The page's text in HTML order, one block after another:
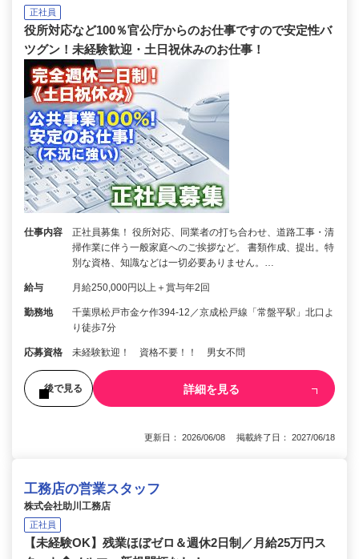
正社員
役所対応など100％官公庁からのお仕事ですので安定性バ
ツグン！未経験歓迎・土日祝休みのお仕事！
仕事内容
正社員募集！ 役所対応、同業者の打ち合わせ、道路工事・清
掃作業に伴う一般家庭へのご挨拶など。 書類作成、提出。特
別な資格、知識などは一切必要ありません。…
給与 月給250,000円以上＋賞与年2回
勤務地
千葉県松戸市金ケ作394-12／京成松戸線「常盤平駅」北口よ
り徒歩7分
応募資格 未経験歓迎！ 資格不要！！ 男女不問
後で見る 詳細を見る
更新日： 2026/06/08 掲載終了日： 2027/06/18
工務店の営業スタッフ
株式会社助川工務店
正社員
【未経験OK】残業ほぼゼロ＆週休2日制／月給25万円ス